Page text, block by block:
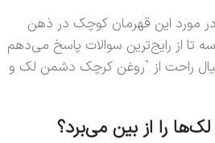
مورد این قهرمان کوچک در ذهن
تا از رایج‌ترین سوالات پاسخ می‌دهم
خیال راحت از `روغن کرچک دشمن لک و
را از بین می‌برد؟